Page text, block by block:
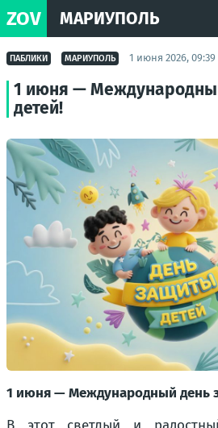
ZOV МАРИУПОЛЬ
ПАБЛИКИ МАРИУПОЛЬ 1 июня 2026, 09:39
1 июня —
детей!
1 июня — Международный день